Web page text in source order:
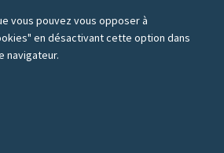
vous pouvez vous opposer à
en désactivant cette option dans
navigateur.